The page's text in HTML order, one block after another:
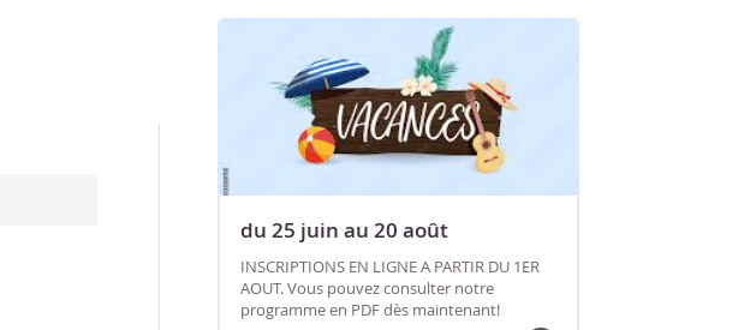
du 25 juin au 20 août
INSCRIPTIONS EN LIGNE A PARTIR DU 1ER
AOUT. Vous pouvez consulter notre
programme en PDF dès maintenant!